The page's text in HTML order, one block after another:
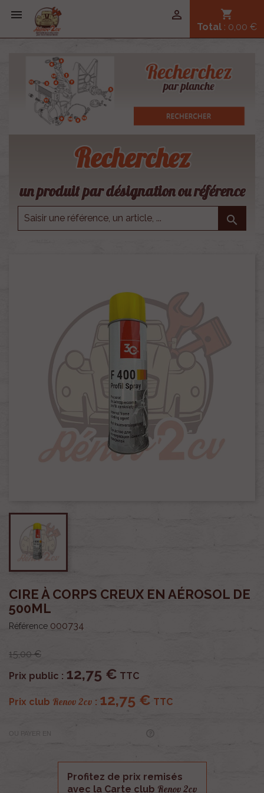
 shopping_cart
Total : 0,00 €

Recherchez
un produit par désignation ou référence

CIRE À CORPS CREUX EN AÉROSOL DE
500ML
Référence 000734
15,00 €
Prix public : 12,75 € TTC
Prix club Renov 2cv : 12,75 € TTC
OU PAYER EN
Profitez de prix remisés
avec la Carte club Renov 2cv